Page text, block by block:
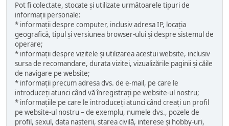
Pot fi colectate, stocate și utilizate următoarele tipuri de
informații personale:
* informații despre computer, inclusiv adresa IP, locația
geografică, tipul și versiunea browser-ului și despre sistemul de
operare;
* informații despre vizitele și utilizarea acestui website, inclusiv
sursa de recomandare, durata vizitei, vizualizările paginii și căile
de navigare pe website;
* informații precum adresa dvs. de e-mail, pe care le
introduceți atunci când vă înregistrați pe website-ul nostru;
* informațiile pe care le introduceți atunci când creați un profil
pe website-ul nostru – de exemplu, numele dvs., pozele de
profil, sexul, data nașterii, starea civilă, interese și hobby-uri,